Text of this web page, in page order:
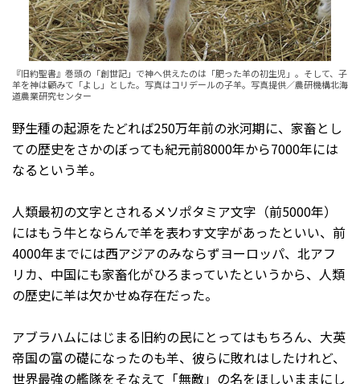
『旧約聖書』巻頭の「創世記」で神へ供えたのは「肥った羊の初生児」。そして、子
羊を神は顧みて「よし」とした。写真はコリデールの子羊。写真提供／農研機構北海
道農業研究センター
野生種の起源をたどれば250万年前の氷河期に、家畜とし
ての歴史をさかのぼっても紀元前8000年から7000年には
なるという羊。
人類最初の文字とされるメソポタミア文字（前5000年）
にはもう牛とならんで羊を表わす文字があったといい、前
4000年までには西アジアのみならずヨーロッパ、北アフ
リカ、中国にも家畜化がひろまっていたというから、人類
の歴史に羊は欠かせぬ存在だった。
アブラハムにはじまる旧約の民にとってはもちろん、大英
帝国の富の礎になったのも羊、彼らに敗れはしたけれど、
世界最強の艦隊をそなえて「無敵」の名をほしいままにし